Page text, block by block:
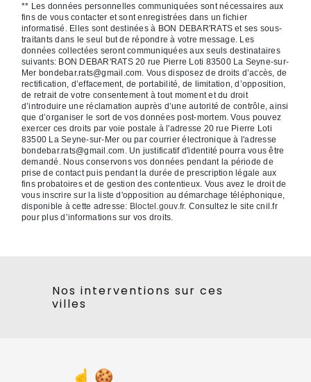
** Les données personnelles communiquées sont nécessaires aux
fins de vous contacter et sont enregistrées dans un fichier
informatisé. Elles sont destinées à BON DEBAR'RATS et ses sous-
traitants dans le seul but de répondre à votre message. Les
données collectées seront communiquées aux seuls destinataires
suivants: BON DEBAR'RATS 20 rue Pierre Loti 83500 La Seyne-sur-
Mer bondebar.rats@gmail.com. Vous disposez de droits d’accès, de
rectification, d’effacement, de portabilité, de limitation, d’opposition,
de retrait de votre consentement à tout moment et du droit
d’introduire une réclamation auprès d’une autorité de contrôle, ainsi
que d’organiser le sort de vos données post-mortem. Vous pouvez
exercer ces droits par voie postale à l'adresse 20 rue Pierre Loti
83500 La Seyne-sur-Mer ou par courrier électronique à l'adresse
bondebar.rats@gmail.com. Un justificatif d'identité pourra vous être
demandé. Nous conservons vos données pendant la période de
prise de contact puis pendant la durée de prescription légale aux
fins probatoires et de gestion des contentieux. Vous avez le droit de
vous inscrire sur la liste d'opposition au démarchage téléphonique,
disponible à cette adresse: Bloctel.gouv.fr. Consultez le site cnil.fr
pour plus d’informations sur vos droits.
Nos interventions sur ces
villes